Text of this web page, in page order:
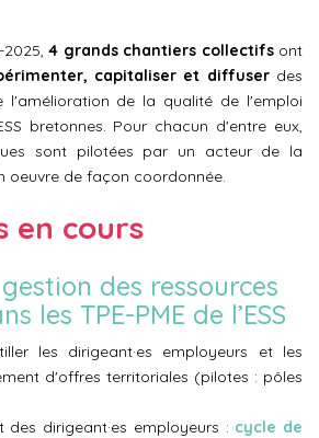
4 grands chantiers collectifsont
capitaliser et diffuserdes
l'amélioration de la qualité de l'emploi
bretonnes. Pour chacun d'entre eux,
sont pilotées par un acteur de la
oeuvre de façon coordonnée.
en cours
des ressources
les TPE-PME de l’ESS
les dirigeant·es employeurs et les
d'offres territoriales (pilotes : pôles
des dirigeant·es employeurs : cycle de